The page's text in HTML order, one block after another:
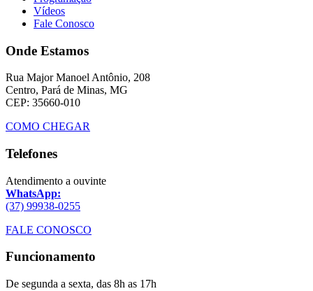
Vídeos
Fale Conosco
Onde Estamos
Rua Major Manoel Antônio, 208
Centro, Pará de Minas, MG
CEP: 35660-010
COMO CHEGAR
Telefones
Atendimento a ouvinte
WhatsApp:
(37) 99938-0255
FALE CONOSCO
Funcionamento
De segunda a sexta, das 8h as 17h